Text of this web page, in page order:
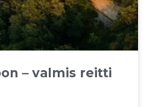
– valmis reitti